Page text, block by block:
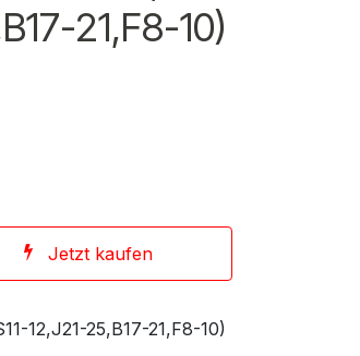
21,F8-10)
Jetzt kaufen
12,J21-25,B17-21,F8-10)